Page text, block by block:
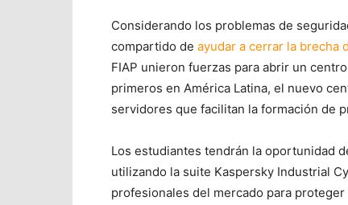
Considerando los problemas de
compartido de ayudar a cerrar la brecha
FIAP unieron fuerzas para abrir un
primeros en América Latina, el nuevo
servidores que facilitan la formación de
Los estudiantes tendrán la oportunidad
utilizando la suite Kaspersky Industrial
profesionales del mercado para